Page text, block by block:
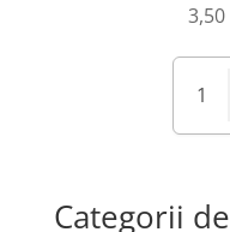
3,50
Fini
20g
Categorii